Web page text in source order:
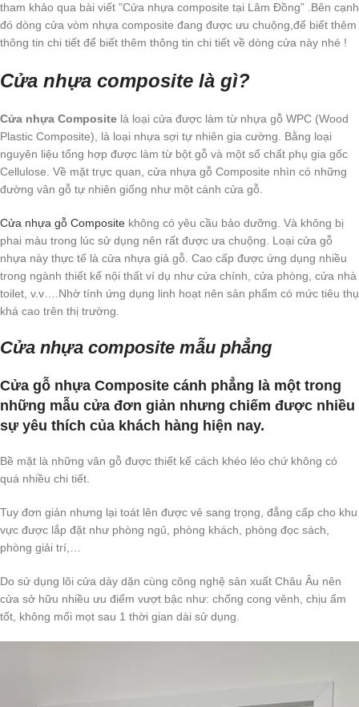
tham khảo qua bài viết ”Cửa nhựa composite tại Lâm Đồng” .Bên cạnh
đó dòng cửa vòm nhựa composite đang được ưu chuộng,để biết thêm
thông tin chi tiết để biết thêm thông tin chi tiết về dòng cửa này nhé !
Cửa nhựa composite là gì?
Cửa nhựa Composite là loại cửa được làm từ nhựa gỗ WPC (Wood
Plastic Composite), là loại nhựa sợi tự nhiên gia cường. Bằng loại
nguyên liệu tổng hợp được làm từ bột gỗ và một số chất phụ gia gốc
Cellulose. Về mặt trực quan, cửa nhựa gỗ Composite nhìn có những
đường vân gỗ tự nhiên giống như một cánh cửa gỗ.
Cửa nhựa gỗ Composite không có yêu cầu bảo dưỡng. Và không bị
phai màu trong lúc sử dụng nên rất được ưa chuộng. Loại cửa gỗ
nhựa này thực tế là cửa nhựa giả gỗ. Cao cấp được ứng dụng nhiều
trong ngành thiết kế nội thất ví dụ như cửa chính, cửa phòng, cửa nhà
toilet, v.v….Nhờ tính ứng dụng linh hoạt nên sản phẩm có mức tiêu thụ
khá cao trên thị trường.
Cửa nhựa composite mẫu phẳng
Cửa gỗ nhựa Composite cánh phẳng là một trong
những mẫu cửa đơn giản nhưng chiếm được nhiều
sự yêu thích của khách hàng hiện nay.
Bề mặt là những vân gỗ được thiết kế cách khéo léo chứ không có
quá nhiều chi tiết.
Tuy đơn giản nhưng lại toát lên được vẻ sang trọng, đẳng cấp cho khu
vực được lắp đặt như phòng ngủ, phòng khách, phòng đọc sách,
phòng giải trí,…
Do sử dụng lõi cửa dày dặn cùng công nghệ sản xuất Châu Âu nên
cửa sở hữu nhiều ưu điểm vượt bậc như: chống cong vênh, chịu ẩm
tốt, không mối mọt sau 1 thời gian dài sử dụng.